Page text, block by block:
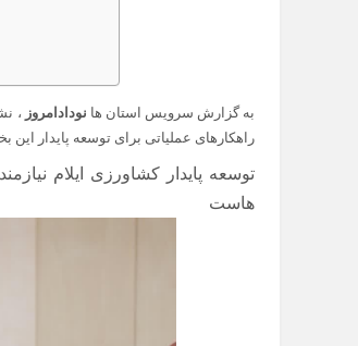
به گزارش سرویس استان ها نودادامروز ،
راهکارهای عملیاتی برای توسعه پایدار این بخش، صبح امروز شنبه ۱۰ آبان‌ماه در
توسعه پایدار کشاورزی ایلام
هاست